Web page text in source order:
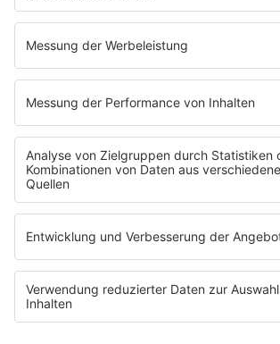
Über Miriam Audrey Hannah
WERBUNG
Leistungen und Produkte
Mediadaten und Preisliste
Datenschutz
Datenschutzeinstellungen
Datenverarbeitung bei Gewinnspielen
Teilnahmebedingungen